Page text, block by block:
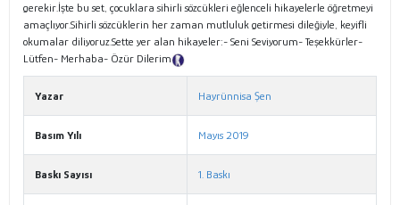
gerekir.İşte bu set, çocuklara sihirli sözcükleri eğlenceli hikayelerle öğretmeyi
amaçlıyor.Sihirli sözcüklerin her zaman mutluluk getirmesi dileğiyle, keyifli
okumalar diliyoruz.Sette yer alan hikayeler:- Seni Seviyorum- Teşekkürler-
Lütfen- Merhaba- Özür Dilerim
Yazar Hayrünnisa Şen
Basım Yılı Mayıs 2019
Baskı Sayısı 1. Baskı